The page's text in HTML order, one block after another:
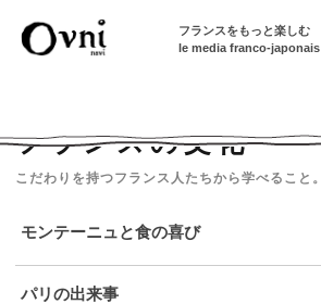
フランスをもっと楽しむ
le media franco-japonais
フランスの文化
こだわりを持つフランス人たちから学べること。
モンテーニュと食の喜び
パリの出来事